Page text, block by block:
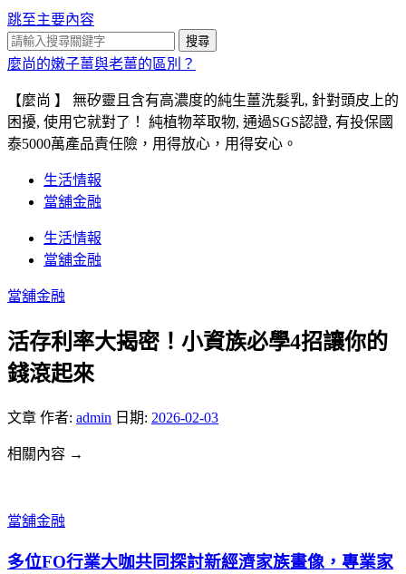
跳至主要內容
搜尋
麼尚的嫩子薑與老薑的區別？
【麼尚 】 無矽靈且含有高濃度的純生薑洗髮乳, 針對頭皮上的
困擾, 使用它就對了！ 純植物萃取物, 通過SGS認證, 有投保國
泰5000萬產品責任險，用得放心，用得安心。
生活情報
當舖金融
生活情報
當舖金融
當舖金融
活存利率大揭密！小資族必學4招讓你的
錢滾起來
文章 作者: admin 日期: 2026-02-03
相關內容 →
當舖金融
多位FO行業大咖共同探討新經濟家族畫像，專業家